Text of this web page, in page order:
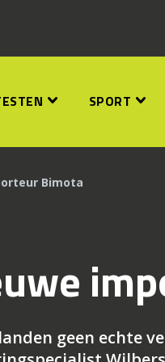
SPORT
Bimota
geen echte